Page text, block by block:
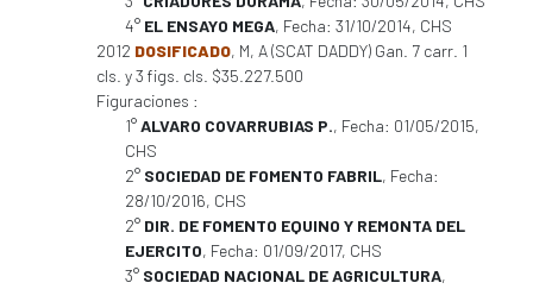
4° EL ENSAYO MEGA, Fecha: 31/10/2014, CHS
2012 DOSIFICADO, M, A (SCAT DADDY) Gan. 7 carr. 1
cls. y 3 figs. cls. $35.227.500
Figuraciones :
1°ALVARO COVARRUBIAS P., Fecha: 01/05/2015,
CHS
2° SOCIEDAD DE FOMENTO FABRIL, Fecha:
28/10/2016, CHS
2° DIR. DE FOMENTO EQUINO Y REMONTA DEL
EJERCITO, Fecha: 01/09/2017, CHS
3° SOCIEDAD NACIONAL DE AGRICULTURA,